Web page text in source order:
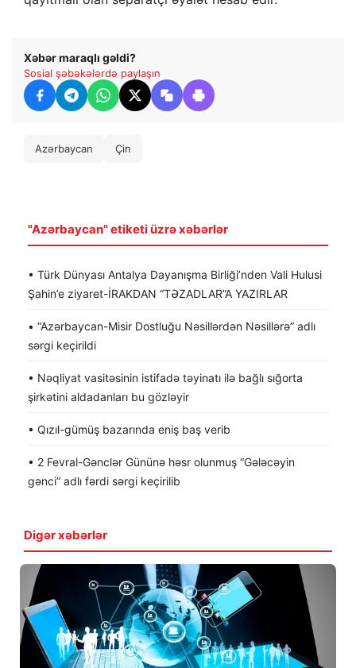
Xəbər maraqlı gəldi?
Sosial şəbəkələrdə paylaşın
Azərbaycan Çin
"Azərbaycan" etiketi üzrə xəbərlər
• Türk Dünyası Antalya Dayanışma Birliği’nden Vali Hulusi
Şahin’e ziyaret-İRAKDAN “TƏZADLAR”A YAZIRLAR
• “Azərbaycan-Misir Dostluğu Nəsillərdən Nəsillərə” adlı
sərgi keçirildi
• Nəqliyat vasitəsinin istifadə təyinatı ilə bağlı sığorta
şirkətini aldadanları bu gözləyir
• Qızıl-gümüş bazarında eniş baş verib
• 2 Fevral-Gənclər Gününə həsr olunmuş “Gələcəyin
gənci” adlı fərdi sərgi keçirilib
Digər xəbərlər